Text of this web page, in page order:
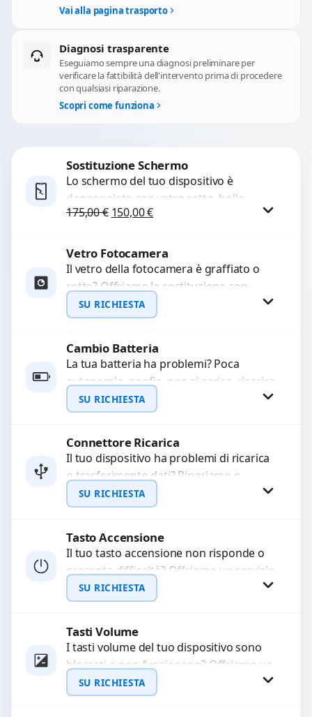
Vai alla pagina trasporto
Diagnosi trasparente
Eseguiamo sempre una diagnosi preliminare per
verificare la fattibilità dell'intervento prima di procedere
con qualsiasi riparazione.
Scopri come funziona
Sostituzione Schermo
Lo schermo del tuo dispositivo è
danneggiato con vetro rotto, bolle,
macchie, schermo nero o pixel morti?
175,00€ Il prezzo originale era: 175,00 €.
150,00€Il prezzo attuale è: 150,00 €.
Procedi
Vetro Fotocamera
Il vetro della fotocamera è graffiato o
rotto? Offriamo la sostituzione con
ricambi di alta qualità garantiti per 3
mesi....
SU RICHIESTA
Richiedi Preventivo
WhatsApp
Cambio Batteria
La tua batteria ha problemi? Poca
autonomia, gonfia, non si carica, ricarica
lenta o cicli di ricarica esauriti?
Sostituiamo la...
SU RICHIESTA
Richiedi Preventivo
WhatsApp
Connettore Ricarica
Il tuo dispositivo ha problemi di ricarica
o trasferimento dati? Ripariamo o
sostituiamo connettori di ricarica guasti,
rotti, allentati, danneggiati,...
SU RICHIESTA
Richiedi Preventivo
WhatsApp
Tasto Accensione
Il tuo tasto accensione non risponde o
presenta difficoltà? Offriamo un servizio
professionale di riparazione o
sostituzione utilizzando componenti di...
SU RICHIESTA
Richiedi Preventivo
WhatsApp
Tasti Volume
I tasti volume del tuo dispositivo sono
bloccati o non funzionano? Offriamo un
servizio di riparazione o sostituzione
con ricambi...
SU RICHIESTA